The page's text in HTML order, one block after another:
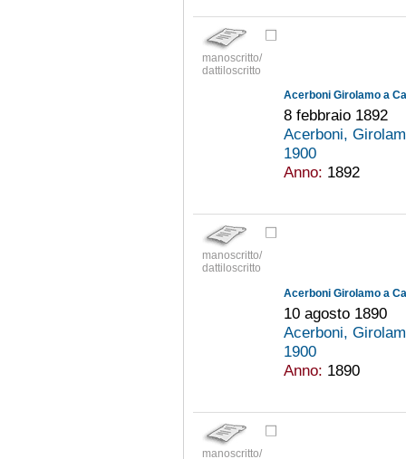
manoscritto/
dattiloscritto
Acerboni Girolamo a
8 febbraio 1892
Acerboni,
1900
Anno: 1892
manoscritto/
dattiloscritto
Acerboni Girolamo a
10 agosto 1890
Acerboni,
1900
Anno: 1890
manoscritto/